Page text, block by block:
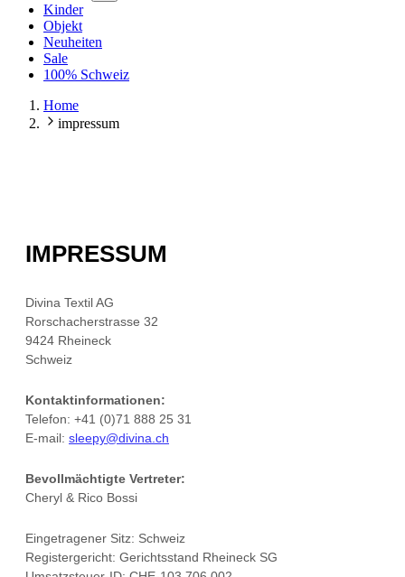
Kinder
Objekt
Neuheiten
Sale
100% Schweiz
Home
impressum